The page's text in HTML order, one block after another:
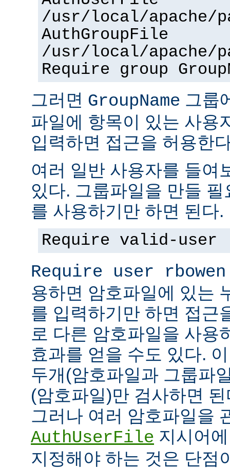
/usr/local/apache/
AuthGroupFile
/usr/local/apache/
Require group
그러면 GroupName 그룹
파일에 항목이 있는 사용
입력하면 접근을 허용한
여러 일반 사용자를 들여
있다. 그룹파일을 만들
를 사용하기만 하면 된다.
Require valid-user
Require user rbowen
용하면 암호파일에 있는
를 입력하기만 하면 접근
로 다른 암호파일을 사용
효과를 얻을 수도 있다.
두개(암호파일과 그룹파
(암호파일)만 검사하면
그러나 여러 암호파일을
AuthUserFile 지시어
지정해야 하는 것은 단점